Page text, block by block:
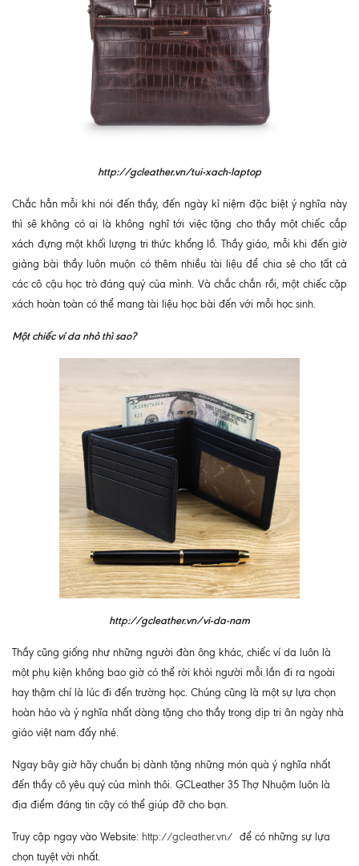
http://gcleather.vn/tui-xach-laptop
Chắc hẳn mỗi khi nói đến thầy, đến ngày kỉ niệm đặc biệt ý nghĩa này
thì sẽ không có ai là không nghĩ tới việc tặng cho thầy một chiếc cắp
xách đựng một khối lượng tri thức khổng lồ. Thầy giáo, mỗi khi đến giờ
giảng bài thầy luôn muộn có thêm nhiều tài liệu để chia sẻ cho tất cả
các cô cậu học trò đáng quý của mình. Và chắc chắn rồi, một chiếc cặp
xách hoàn toàn có thể mang tài liệu học bài đến với mỗi học sinh.
Một chiếc ví da nhỏ thì sao?
http://gcleather.vn/vi-da-nam
Thầy cũng giống như những người đàn ông khác, chiếc ví da luôn là
một phụ kiện không bao giờ có thể rời khỏi người mỗi lần đi ra ngoài
hay thậm chí là lúc đi đến trường học. Chúng cũng là một sự lựa chọn
hoàn hảo và ý nghĩa nhất dàng tặng cho thầy trong dịp tri ân ngày nhà
giáo việt nam đấy nhé.
Ngay bây giờ hãy chuẩn bị dành tặng những món quà ý nghĩa nhất
đến thầy cô yêu quý của mình thôi. GCLeather 35 Thợ Nhuộm luôn là
địa điểm đáng tin cậy có thể giúp đỡ cho bạn.
Truy cập ngay vào Website: http://gcleather.vn/ để có những sự lựa
chọn tuyệt vời nhất.